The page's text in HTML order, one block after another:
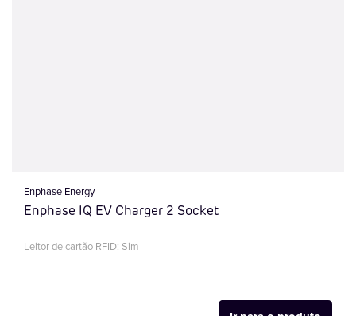
Enphase Energy
Enphase IQ EV Charger 2 Socket
Leitor de cartão RFID: Sim